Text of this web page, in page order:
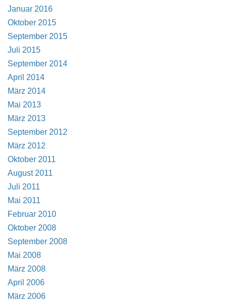
Januar 2016
Oktober 2015
September 2015
Juli 2015
September 2014
April 2014
März 2014
Mai 2013
März 2013
September 2012
März 2012
Oktober 2011
August 2011
Juli 2011
Mai 2011
Februar 2010
Oktober 2008
September 2008
Mai 2008
März 2008
April 2006
März 2006